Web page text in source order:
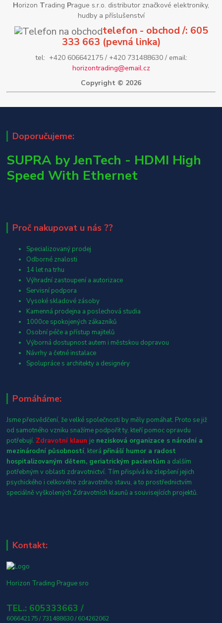
Horizon Trading Prague s.r.o. distributor značkové elektroniky,
hudby a příslušenství
telefon - obchod /: 605
333 663 (pevná linka)
tel: +420 606642175 / +420 731488630 / email:
horizontrading@email.cz
Copyright © 2026
Doporučujeme:
SUPRA by JenTech - HDMI High
Speed With Ethernet
Proč nakupovat u nás ??
Specializovaný prodej
Odborné znalosti
14 let na trhu
Výhradní zastoupení a autorizace
Servisní podpora
Vysoké skladové zásoby
Kamenná prodejna a poslechová studia
1000ce spokojených zákazníků
Osobní péče a přístup majitelů
Výborná dostupnost autem i městskou dopravou
Návrhy a četné instalace
Spolupráce s architekty a designéry
Pomáháme:
Jsme přesvědčení, že velké společnosti by měly pomáhat. Proto se již
od samotného vzniku snažíme podpořit ty, kteří pomoc opravdu
potřebují. Zdravotní klaun je nezisková organizace s národní a
mezinárodní působností, která přináší humor a radost
hospitalizovaným dětem, geriatrickým pacientům a dalším
potřebným v oblasti zdravotnictví. Tím přispívá ke zlepšení jejich
psychického i celkového zdravotního stavu, a to prostřednictvím
speciálně vyškolených Zdravotních klaunů a souvisejících projektů.
Kontakt:
Horizon Trading Prague sro
TEL.: 605333663 /
606642175 / 731488630 / 604262062